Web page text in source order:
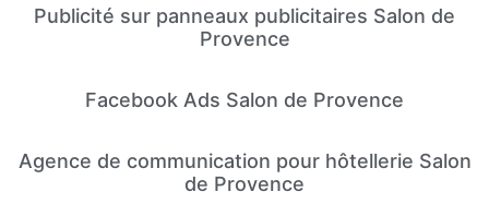
Publicité sur panneaux publicitaires Salon de
Provence
Facebook Ads Salon de Provence
Agence de communication pour hôtellerie Salon
de Provence